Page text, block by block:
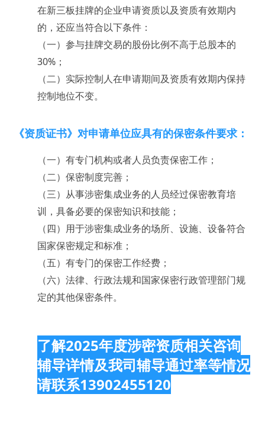
在新三板挂牌的企业申请资质以及资质有效期内
的，还应当符合以下条件：
（一）参与挂牌交易的股份比例不高于总股本的
30%；
（二）实际控制人在申请期间及资质有效期内保持
控制地位不变。
《资质证书》对申请单位应具有的保密条件要求：
（一）有专门机构或者人员负责保密工作；
（二）保密制度完善；
（三）从事涉密集成业务的人员经过保密教育培
训，具备必要的保密知识和技能；
（四）用于涉密集成业务的场所、设施、设备符合
国家保密规定和标准；
（五）有专门的保密工作经费；
（六）法律、行政法规和国家保密行政管理部门规
定的其他保密条件。
了解2025年度涉密资质相关咨询
辅导详情及我司辅导通过率等情况
请联系13902455120